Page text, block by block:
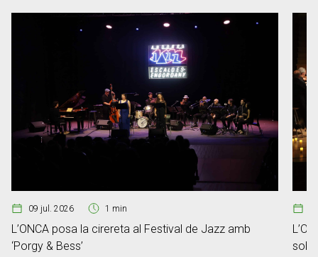
09 jul. 2026 1 min
L’ONCA posa la cirereta al Festival de Jazz amb
‘Porgy & Bess’